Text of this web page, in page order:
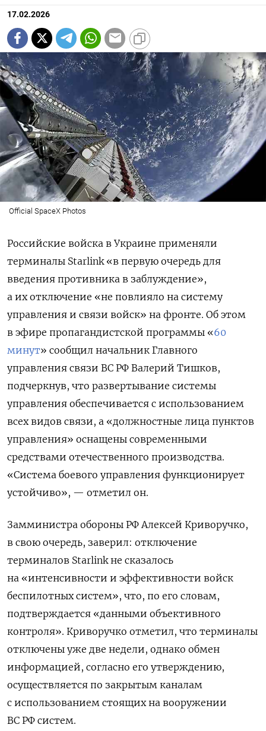
17.02.2026
Official SpaceX Photos
Российские войска в Украине применяли
терминалы Starlink«в первую очередь для
введения противника в заблуждение»,
а их отключение «не повлияло на систему
управления и связи войск» на фронте. Об этом
в эфире пропагандистской программы «60
минут» сообщил начальник Главного
управления связи ВС РФ Валерий Тишков,
подчеркнув, что развертывание системы
управления обеспечивается с использованием
всех видов связи, а «должностные лица пунктов
управления» оснащены современными
средствами отечественного производства.
«Система боевого управления функционирует
устойчиво», — отметил он.
Замминистра обороны РФ Алексей Криворучко,
в свою очередь, заверил: отключение
терминалов Starlinkне сказалось
на «интенсивности и эффективности войск
беспилотных систем», что, по его словам,
подтверждается «данными объективного
контроля». Криворучко отметил, что терминалы
отключены уже две недели, однако обмен
информацией, согласно его утверждению,
осуществляется по закрытым каналам
с использованием стоящих на вооружении
ВС РФ систем.